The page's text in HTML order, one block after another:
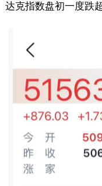
达克指数盘初一度跌